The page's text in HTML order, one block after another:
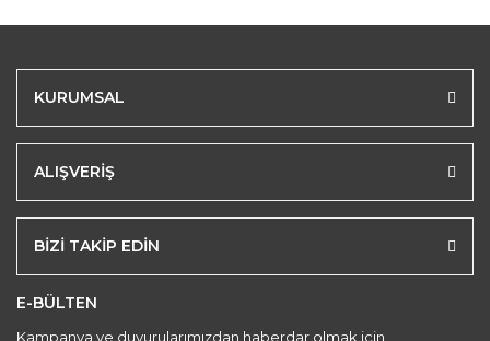
KURUMSAL
ALIŞVERİŞ
BİZİ TAKİP EDİN
E-BÜLTEN
Kampanya ve duyurularımızdan haberdar olmak için